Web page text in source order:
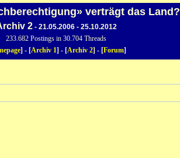
verträgt das Land?
2- 21.05.2006 - 25.10.2012
233.682 Postings in 30.704 Threads
] - [Archiv 1] - [Archiv 2] - [Forum]